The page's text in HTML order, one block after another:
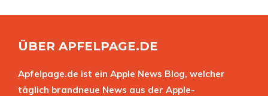
ÜBER APFELPAGE.DE
Apfelpage.de ist ein Apple News Blog, welcher
täglich brandneue News aus der Apple-